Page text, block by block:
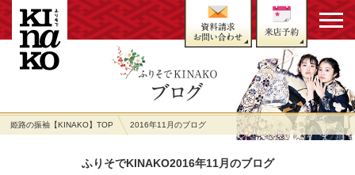
姫路の振袖【KINAKO】TOP 2016年11月のブログ
ふりそでKINAKO2016年11月のブログ